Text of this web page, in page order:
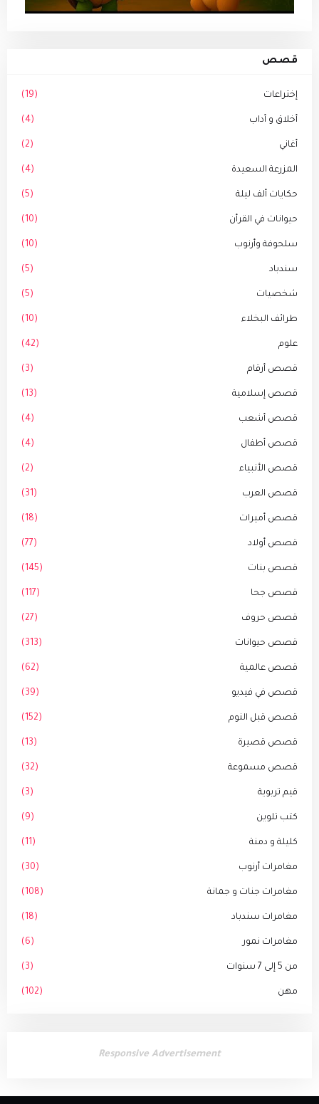
قصص
إختراعات (19)
أخلاق و أداب (4)
أغاني (2)
المزرعة السعيدة (4)
حكايات ألف ليلة (5)
حيوانات في القرأن (10)
سلحوفة وأرنوب (10)
سندباد (5)
شخصيات (5)
طرائف البخلاء (10)
علوم (42)
قصص أرقام (3)
قصص إسلامية (13)
قصص أشعب (4)
قصص أطفال (4)
قصص الأنبياء (2)
قصص العرب (31)
قصص أميرات (18)
قصص أولاد (77)
قصص بنات (145)
قصص جحا (117)
قصص حروف (27)
قصص حيوانات (313)
قصص عالمية (62)
قصص في فيديو (39)
قصص قبل النوم (152)
قصص قصيرة (13)
قصص مسموعة (32)
قيم تربوية (3)
كتب تلوين (9)
كليلة و دمنة (11)
مغامرات أرنوب (30)
مغامرات جنات و جمانة (108)
مغامرات سندباد (18)
مغامرات نمور (6)
من 5 إلى 7 سنوات (3)
مهن (102)
Responsive Advertisement